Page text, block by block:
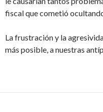
fiscal que cometió
La frustración y la
más posible, a nuestras